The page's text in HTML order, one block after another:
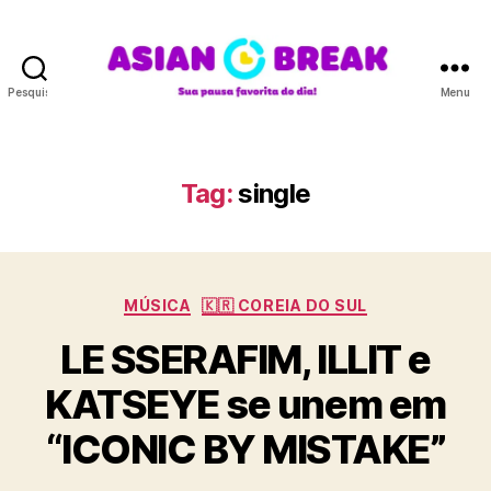
Pesquisar
A
N
R
A
Menu
Tag:single
C
t
e
g
o
r
i
MÚSICA 🇰🇷 COREIA DO SUL
LE SSERAFIM, ILLIT e
KATSEYE se unem em
“ICONIC BY MISTAKE”